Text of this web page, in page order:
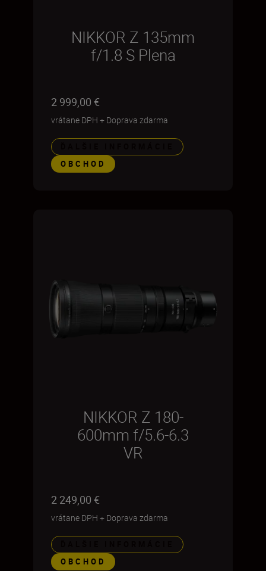
NIKKOR Z 135mm
f/1.8 S Plena
2 999,00 €
vrátane DPH + Doprava zdarma
OBCHOD
NIKKOR Z 180-
600mm f/5.6-6.3
VR
2 249,00 €
vrátane DPH + Doprava zdarma
OBCHOD